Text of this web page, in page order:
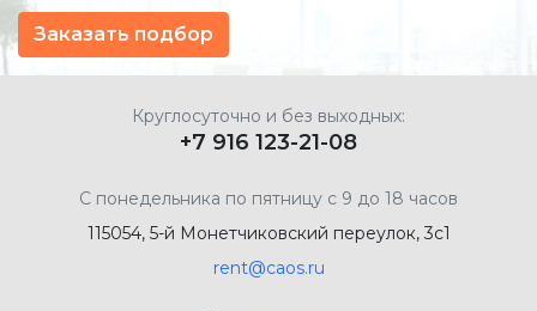
Заказать подбор
Круглосуточно и без выходных:
+7 916 123-21-08
С понедельника по пятницу с 9 до 18 часов
115054, 5-й Монетчиковский переулок, 3с1
rent@caos.ru